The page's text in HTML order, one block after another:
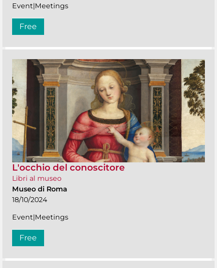
Event|Meetings
Free
L'occhio del conoscitore
Libri al museo
Museo di Roma
18/10/2024
Event|Meetings
Free